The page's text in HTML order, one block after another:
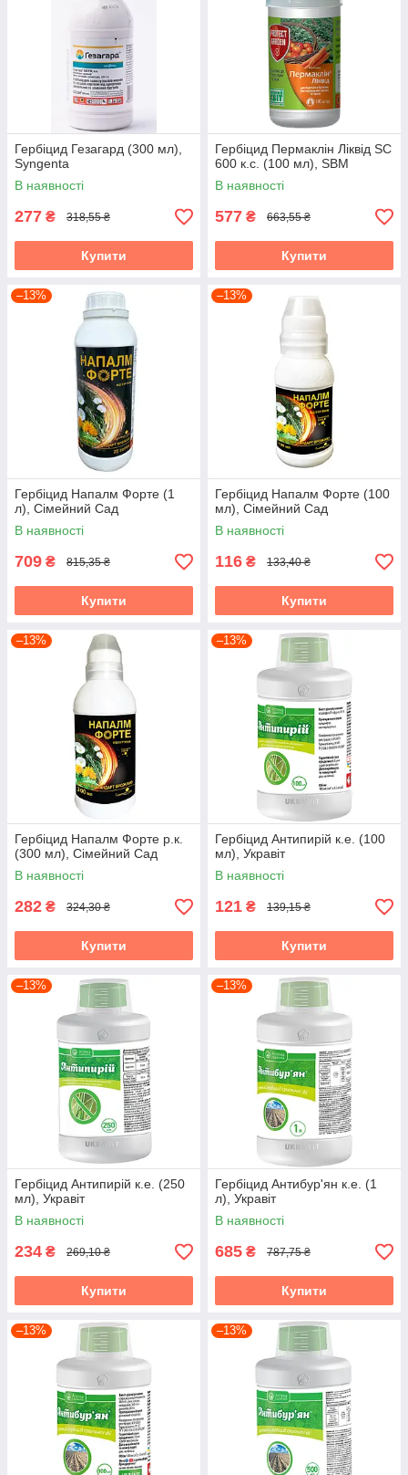
Гербіцид Гезагард (300 мл),
Syngenta
В наявності
277 ₴ 318,55 ₴
Купити
Гербіцид Пермаклін Ліквід SC
600 к.с. (100 мл), SBM
В наявності
577 ₴ 663,55 ₴
Купити
–13%
Гербіцид Напалм Форте (1
л), Сімейний Сад
В наявності
709 ₴ 815,35 ₴
Купити
–13%
Гербіцид Напалм Форте (100
мл), Сімейний Сад
В наявності
116 ₴ 133,40 ₴
Купити
–13%
Гербіцид Напалм Форте р.к.
(300 мл), Сімейний Сад
В наявності
282 ₴ 324,30 ₴
Купити
–13%
Гербіцид Антипирій к.е. (100
мл), Укравіт
В наявності
121 ₴ 139,15 ₴
Купити
–13%
Гербіцид Антипирій к.е. (250
мл), Укравіт
В наявності
234 ₴ 269,10 ₴
Купити
–13%
Гербіцид Антибур'ян к.е. (1
л), Укравіт
В наявності
685 ₴ 787,75 ₴
Купити
–13% –13%